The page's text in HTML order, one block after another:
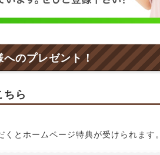
へのプレゼント！
ちら
くとホームページ特典が受けられます。